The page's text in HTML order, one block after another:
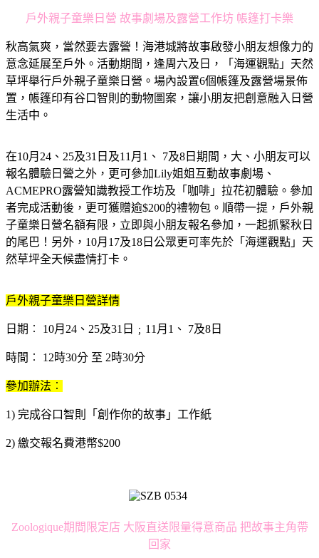
戶外親子童樂日營 故事劇場及露營工作坊 帳篷打卡樂
秋高氣爽，當然要去露營！海港城將故事啟發小朋友想像力的
意念延展至戶外。活動期間，逢周六及日，「海運觀點」天然
草坪舉行戶外親子童樂日營。場內設置6個帳篷及露營場景佈
置，帳篷印有谷口智則的動物圖案，讓小朋友把創意融入日營
生活中。
在10月24、25及31日及11月1、 7及8日期間，大、小朋友可以
報名體驗日營之外，更可參加Lily姐姐互動故事劇場、
ACMEPRO露營知識教授工作坊及「咖啡」拉花初體驗。參加
者完成活動後，更可獲贈逾$200的禮物包。順帶一提，戶外親
子童樂日營名額有限，立即與小朋友報名參加，一起抓緊秋日
的尾巴！另外，10月17及18日公眾更可率先於「海運觀點」天
然草坪全天候盡情打卡。
戶外親子童樂日營詳情
日期︰ 10月24、25及31日﹔11月1、 7及8日
時間︰ 12時30分 至 2時30分
參加辦法︰
1) 完成谷口智則「創作你的故事」工作紙
2) 繳交報名費港幣$200
Zoologique期間限定店 大阪直送限量得意商品 把故事主角帶
回家